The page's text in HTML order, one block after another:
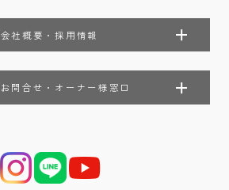
会社概要・採用情報
お問合せ・オーナー様窓口